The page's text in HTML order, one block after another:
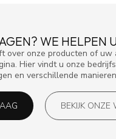
WE HELPEN
over onze producten of uw
Hier vindt u onze
en verschillende
BEKIJK ONZE